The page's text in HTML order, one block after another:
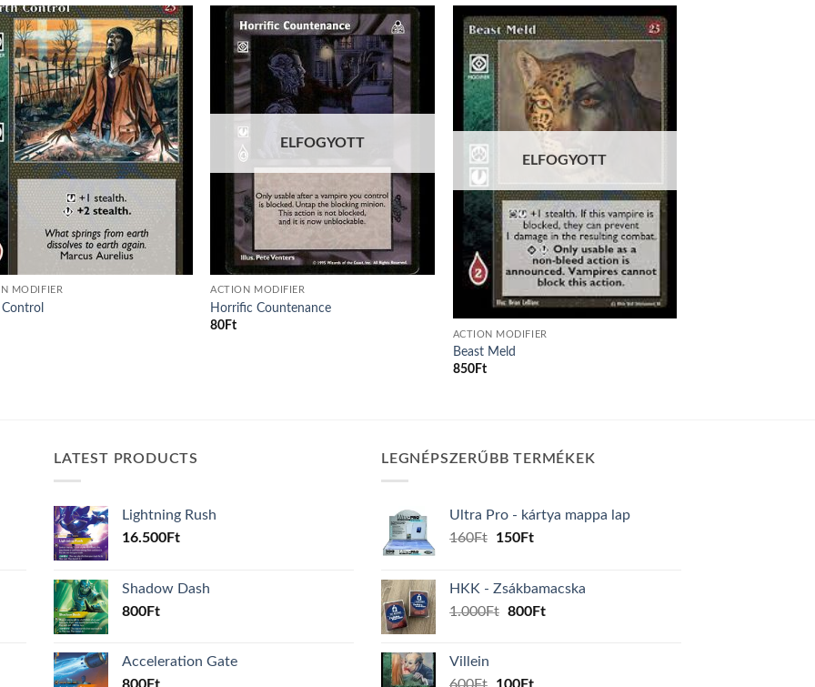
Add to
wishlist
MODIFIER
Add to
wishlist
ELFOGYOTT
ACTION MODIFIER
Horrific Countenance
80 Ft
Add to
ELFOGYOTT
ACTION MODIFIER
Beast Meld
850Ft
LATEST PRODUCTS
Lightning Rush
16.500Ft
Shadow Dash
800Ft
Acceleration Gate
LEGNÉPSZERŰBB TERMÉKEK
Ultra Pro - kártya mappa lap
160Ft
Original
160Ft.
150FtCurrent
150Ft.
HKK - Zsákbamacska
1.000Ft Original
800FtCurrent
Villein
OriginalCurrent